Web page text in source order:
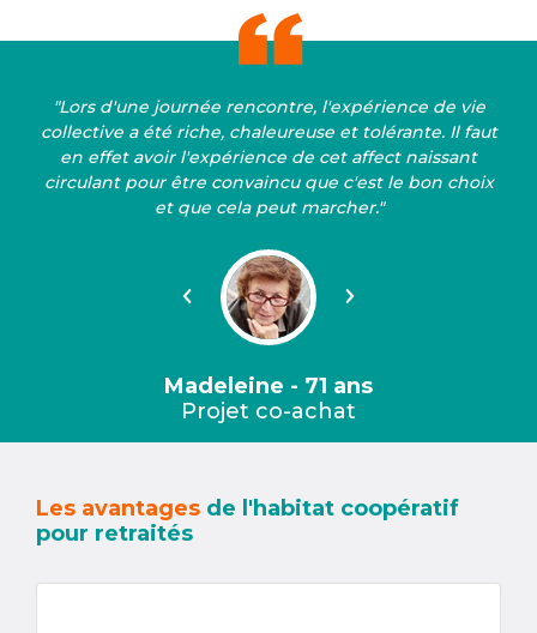
"Lors d'une journée rencontre, l'expérience de vie
collective a été riche, chaleureuse et tolérante. Il faut
en effet avoir l'expérience de cet affect naissant
circulant pour être convaincu que c'est le bon choix
et que cela peut marcher."
Précédent Suivant
Madeleine - 71 ans
Projet co-achat
Les avantages de l'habitat coopératif
pour retraités